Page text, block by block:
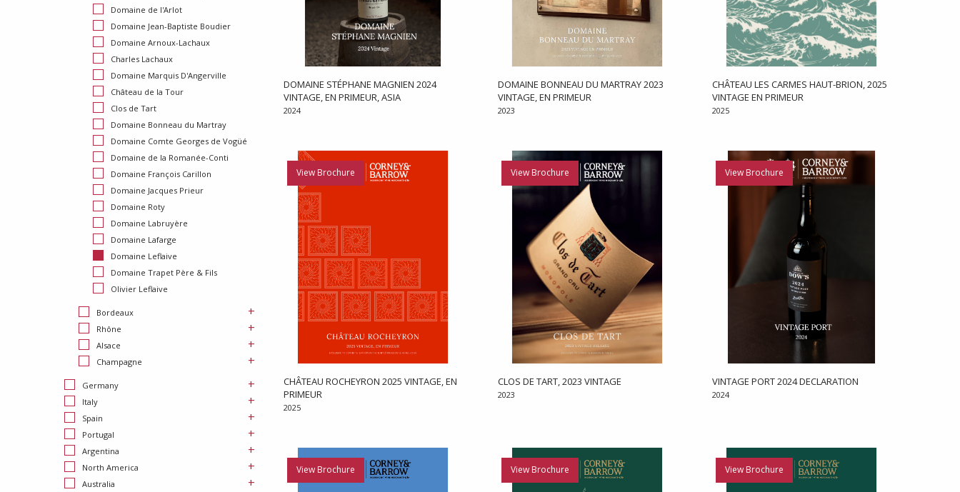
DOMAINE STÉPHANE MAGNIEN 2024
VINTAGE, EN PRIMEUR, ASIA
2024
DOMAINE BONNEAU DU MARTRAY 2023
VINTAGE, EN PRIMEUR
2023
CHÂTEAU LES CARMES HAUT-BRION, 2025
VINTAGE EN PRIMEUR
2025
View Brochure
CHÂTEAU ROCHEYRON 2025 VINTAGE, EN
PRIMEUR
2025
View Brochure
CLOS DE TART, 2023 VINTAGE
2023
View Brochure
VINTAGE PORT 2024 DECLARATION
2024
View Brochure View Brochure View Brochure
Domaine de l'Arlot
Domaine Jean-Baptiste Boudier
Domaine Arnoux-Lachaux
Charles Lachaux
Domaine Marquis D'Angerville
Château de la Tour
Clos de Tart
Domaine Bonneau du Martray
Domaine Comte Georges de Vogüé
Domaine de la Romanée-Conti
Domaine François Carillon
Domaine Jacques Prieur
Domaine Roty
Domaine Labruyère
Domaine Lafarge
Domaine Leflaive
Domaine Trapet Père & Fils
Olivier Leflaive
Bordeaux +
Rhône +
Alsace +
Champagne +
Germany +
Italy +
Spain +
Portugal +
Argentina +
North America +
Australia +